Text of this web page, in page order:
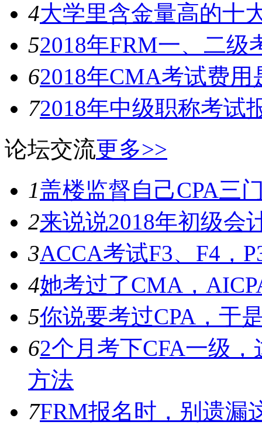
4大学里含金量高的十
52018年FRM一、二级
62018年CMA考试费用
72018年中级职称考试
论坛交流更多>>
1盖楼监督自己CPA三
2来说说2018年初级会
3ACCA考试F3、F4，
4她考过了CMA，
5你说要考过CPA，于
62个月考下CFA一级
方法
7FRM报名时，别遗漏